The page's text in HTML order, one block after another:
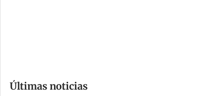
m
Últimas noticias